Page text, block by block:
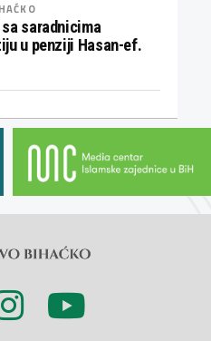
saradnicima
u penziji Hasan-ef.